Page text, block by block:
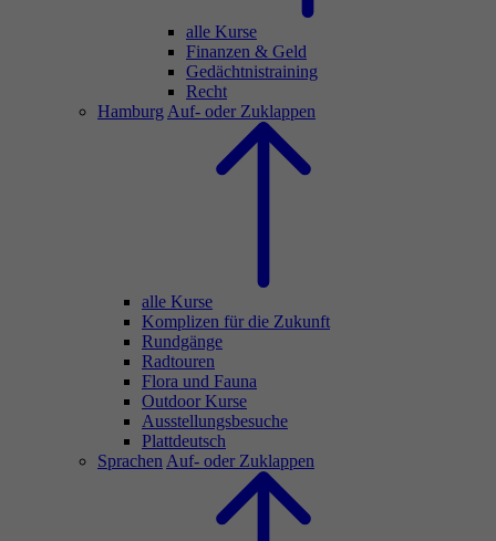
alle Kurse
Finanzen & Geld
Gedächtnistraining
Recht
Hamburg Auf- oder Zuklappen
alle Kurse
Komplizen für die Zukunft
Rundgänge
Radtouren
Flora und Fauna
Outdoor Kurse
Ausstellungsbesuche
Plattdeutsch
Sprachen Auf- oder Zuklappen